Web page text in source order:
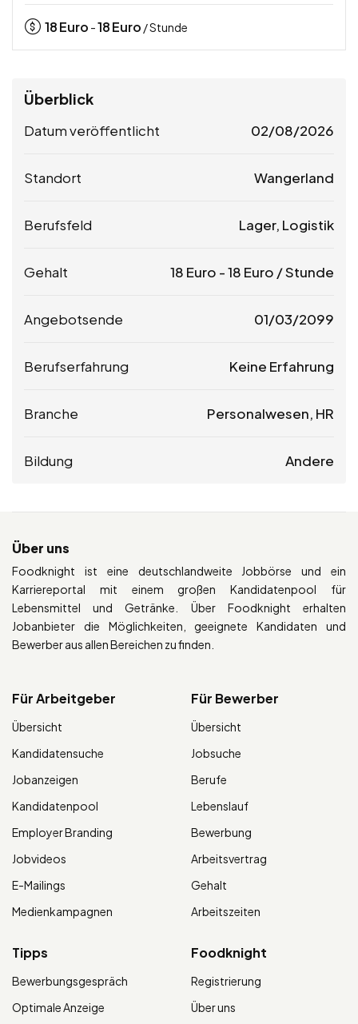
18Euro -18Euro / Stunde
Überblick
Datum veröffentlicht 02/08/2026
Standort Wangerland
Berufsfeld Lager, Logistik
Gehalt 18 Euro -18 Euro / Stunde
Angebotsende 01/03/2099
Berufserfahrung Keine Erfahrung
Branche Personalwesen, HR
Bildung Andere
Über uns
Foodknight ist eine deutschlandweite Jobbörse und ein
Karriereportal mit einem großen Kandidatenpool für
Lebensmittel und Getränke. Über Foodknight erhalten
Jobanbieter die Möglichkeiten, geeignete Kandidaten und
Bewerber aus allen Bereichen zu finden.
Für Arbeitgeber
Übersicht
Kandidatensuche
Jobanzeigen
Kandidatenpool
Employer Branding
Jobvideos
E-Mailings
Medienkampagnen
Für Bewerber
Übersicht
Jobsuche
Berufe
Lebenslauf
Bewerbung
Arbeitsvertrag
Gehalt
Arbeitszeiten
Tipps
Bewerbungsgespräch
Optimale Anzeige
Foodknight
Registrierung
Über uns